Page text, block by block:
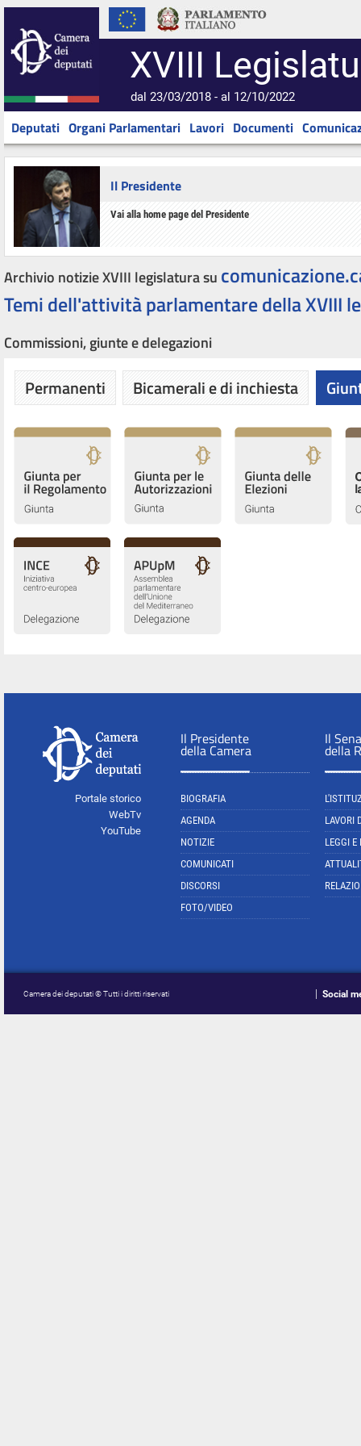
XVIII
dal 23/03/2018 - al 12/10/2022
Deputati Organi Parlamentari Lavori Documenti
Il Presidente
Vai alla home page del Presidente
Archivio notizie XVIII legislatura su
Temi dell'attività parlamentare della XVIII
Commissioni, giunte e delegazioni
Permanenti Bicamerali e di inchiesta
Portale storico
WebTv
YouTube
Il Presidente
della Camera
BIOGRAFIA
AGENDA
NOTIZIE
COMUNICATI
DISCORSI
FOTO/VIDEO
Il
della
LAVORI
LEGGI E
Camera dei deputati © Tutti i diritti riservati Social